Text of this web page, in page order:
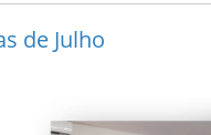
de Julho